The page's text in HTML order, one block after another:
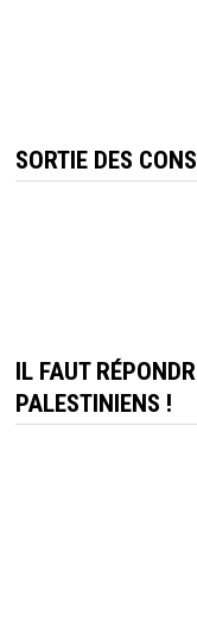
SORTIE DES
IL FAUT
PALESTINIENS !